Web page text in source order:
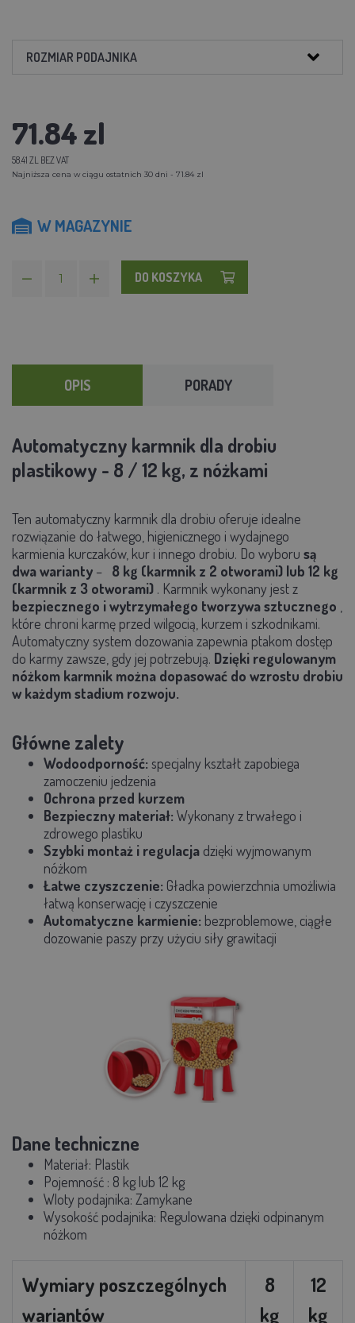
ROZMIAR PODAJNIKA
71.84 zl
58.41 ZL BEZ VAT
Najniższa cena w ciągu ostatnich 30 dni - 71.84 zl
W MAGAZYNIE
DO KOSZYKA
OPIS PORADY
Automatyczny karmnik dla drobiu
plastikowy - 8 / 12 kg, z nóżkami
Ten automatyczny karmnik dla drobiu oferuje idealne
rozwiązanie do łatwego, higienicznego i wydajnego
karmienia kurczaków, kur i innego drobiu. Do wyboru są
dwa warianty – 8 kg (karmnik z 2 otworami) lub 12 kg
(karmnik z 3 otworami) . Karmnik wykonany jest z
bezpiecznego i wytrzymałego tworzywa sztucznego
które chroni karmę przed wilgocią, kurzem i szkodnikami.
Automatyczny system dozowania zapewnia ptakom dostęp
do karmy zawsze, gdy jej potrzebują. Dzięki regulowanym
nóżkom karmnik można dopasować do wzrostu drobiu
w każdym stadium rozwoju.
Główne zalety
Wodoodporność: specjalny kształt zapobiega
zamoczeniu jedzenia
Ochrona przed kurzem
Bezpieczny materiał: Wykonany z trwałego i
zdrowego plastiku
Szybki montaż i regulacja dzięki wyjmowanym
nóżkom
Łatwe czyszczenie: Gładka powierzchnia umożliwia
łatwą konserwację i czyszczenie
Automatyczne karmienie: bezproblemowe, ciągłe
dozowanie paszy przy użyciu siły grawitacji
Dane techniczne
Materiał: Plastik
Pojemność : 8 kg lub 12 kg
Wloty podajnika: Zamykane
Wysokość podajnika: Regulowana dzięki odpinanym
nóżkom
Wymiary poszczególnych
wariantów
8
kg
12
kg